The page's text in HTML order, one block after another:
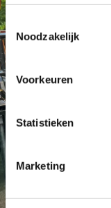
T
o
e
s
t
e
m
g
Noodzakelijk
Voorkeuren
Statistieken
Marketing